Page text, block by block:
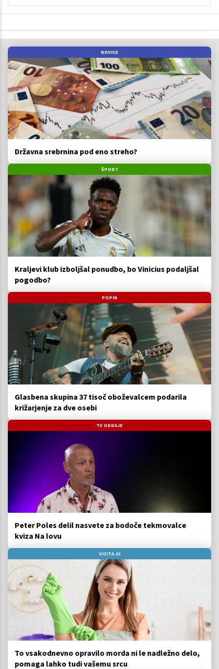
NOVICE
Državna srebrnina pod eno streho?
ŠPORT
Kraljevi klub izboljšal ponudbo, bo Vinicius podaljšal
pogodbo?
POPIN
Glasbena skupina 37 tisoč oboževalcem podarila
križarjenje za dve osebi
TV ODDAJE
Peter Poles delil nasvete za bodoče tekmovalce
kviza Na lovu
VIZITA.SI
To vsakodnevno opravilo morda ni le nadležno delo,
pomaga lahko tudi vašemu srcu